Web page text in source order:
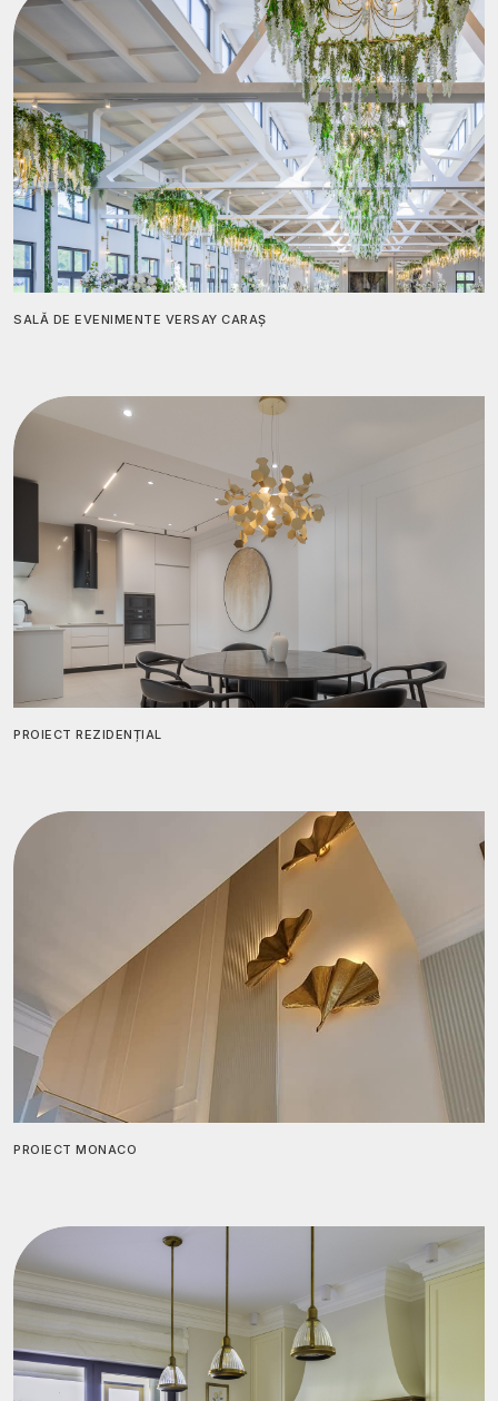
SALĂ DE EVENIMENTE VERSAY CARAȘ
PROIECT REZIDENȚIAL
PROIECT MONACO